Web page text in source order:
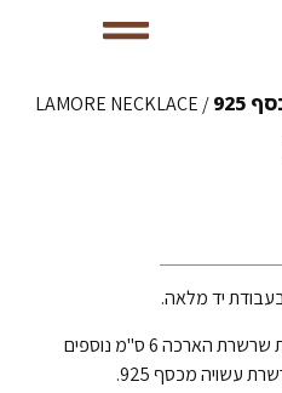
925
/ LAMORE NECKLACE
יד מלאה.
אורך השרשרת 42 ס"מ ולה מצורפת שרשרת הארכה 6 ס"מ נוספים
עשויה מכסף 925.